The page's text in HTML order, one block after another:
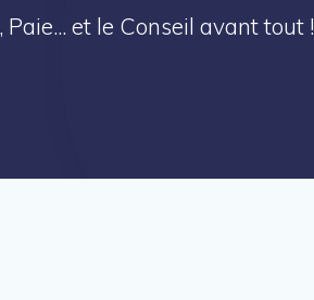
et le Conseil avant tout !